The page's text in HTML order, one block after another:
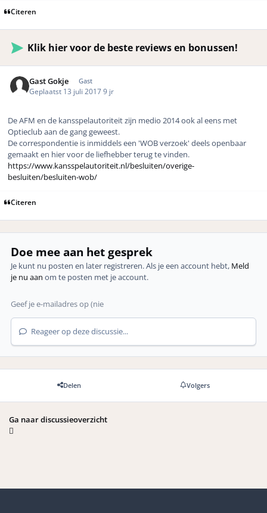
Citeren
Klik hier voor de beste reviews en bonussen!
Gast Gokje Gast
Geplaatst 13 juli 20179 jr
De AFM en de kansspelautoriteit zijn medio 2014 ook al eens met
Optieclub aan de gang geweest.
De correspondentie is inmiddels een 'WOB verzoek' deels openbaar
gemaakt en hier voor de liefhebber terug te vinden.
https://www.kansspelautoriteit.nl/besluiten/overige-
besluiten/besluiten-wob/
Citeren
Doe mee aan het gesprek
Je kunt nu posten en later registreren. Als je een account hebt, Meld
je nu aan om te posten met je account.
Reageer op deze discussie...
Delen Volgers
Ga naar discussieoverzicht